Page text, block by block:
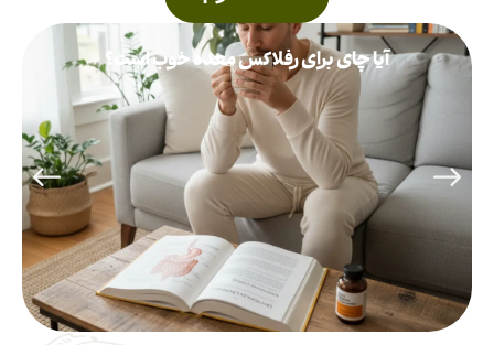
آیا چای برای رفلاکس معده خوب است؟